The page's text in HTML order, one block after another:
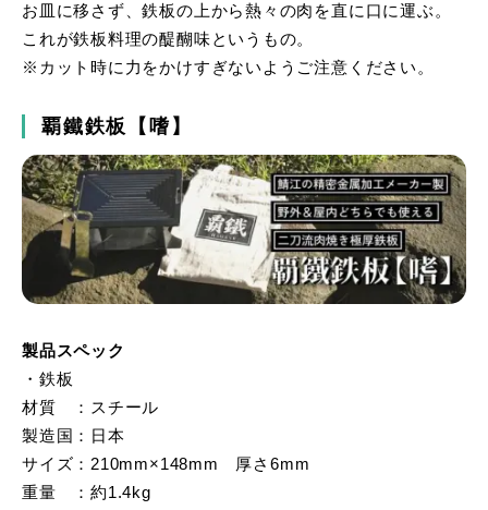
お皿に移さず、鉄板の上から熱々の肉を直に口に運ぶ。
これが鉄板料理の醍醐味というもの。
※カット時に力をかけすぎないようご注意ください。
覇鐵鉄板【嗜】
製品スペック
・鉄板
材質 ：スチール
製造国：日本
サイズ：210mm×148mm 厚さ6mm
重量 ：約1.4kg